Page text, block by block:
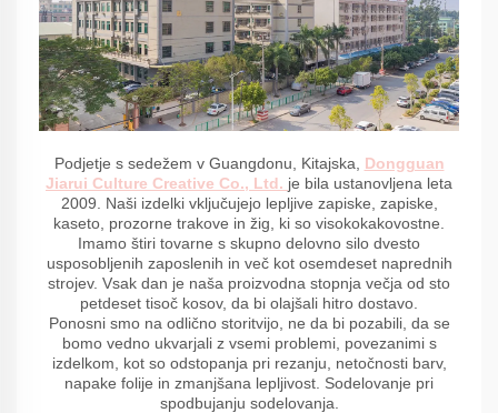
Podjetje s sedežem v Guangdonu, Kitajska, Dongguan
Jiarui Culture Creative Co., Ltd. je bila ustanovljena leta
2009. Naši izdelki vključujejo lepljive zapiske, zapiske,
kaseto, prozorne trakove in žig, ki so visokokakovostne.
Imamo štiri tovarne s skupno delovno silo dvesto
usposobljenih zaposlenih in več kot osemdeset naprednih
strojev. Vsak dan je naša proizvodna stopnja večja od sto
petdeset tisoč kosov, da bi olajšali hitro dostavo.
Ponosni smo na odlično storitvijo, ne da bi pozabili, da se
bomo vedno ukvarjali z vsemi problemi, povezanimi s
izdelkom, kot so odstopanja pri rezanju, netočnosti barv,
napake folije in zmanjšana lepljivost. Sodelovanje pri
spodbujanju sodelovanja.